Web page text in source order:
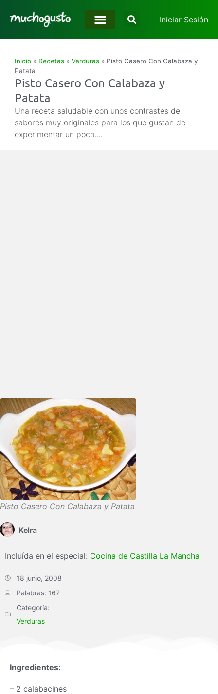
Iniciar Sesión
Inicio » Recetas » Verduras » Pisto Casero Con Calabaza y
Patata
Pisto Casero Con Calabaza y
Patata
Una receta saludable con unos contrastes de
sabores muy originales para los que gustan de
experimentar un poco....
Pisto Casero Con Calabaza y Patata
Kelra
Incluída en el especial: Cocina de Castilla La Mancha
18 junio, 2008
Palabras: 167
Categoría:
Verduras
Ingredientes:
– 2 calabacines